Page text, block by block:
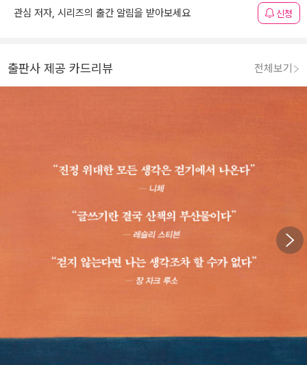
관심 저자, 시리즈의 출간 알림을 받아보세요 신청
출판사 제공 카드리뷰 전체보기